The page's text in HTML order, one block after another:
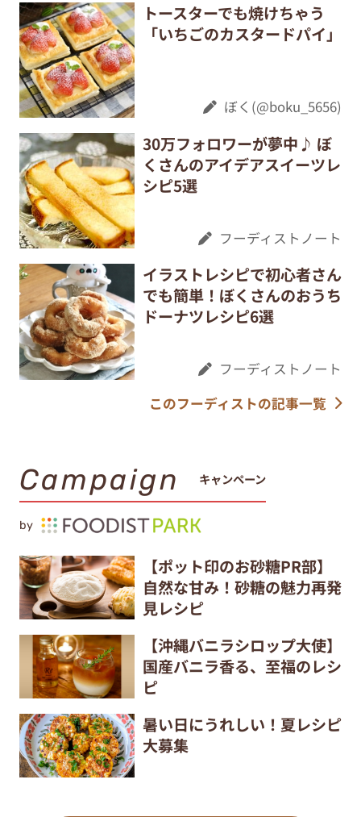
トースターでも焼けちゃう
「いちごのカスタードパイ」
ぼく(@boku_5656)
30万フォロワーが夢中♪ ぼ
くさんのアイデアスイーツレ
シピ5選
フーディストノート
イラストレシピで初心者さん
でも簡単！ぼくさんのおうち
ドーナツレシピ6選
フーディストノート
このフーディストの記事一覧
Campaign キャンペーン
by
【ポット印のお砂糖PR部】
自然な甘み！砂糖の魅力再発
見レシピ
【沖縄バニラシロップ大使】
国産バニラ香る、至福のレシ
ピ
暑い日にうれしい！夏レシピ
大募集